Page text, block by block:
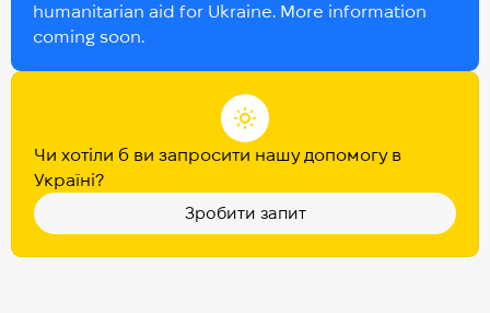
humanitarian aid for Ukraine. More information
coming soon.
Чи хотіли б ви запросити нашу допомогу в
Україні?
Зробити запит